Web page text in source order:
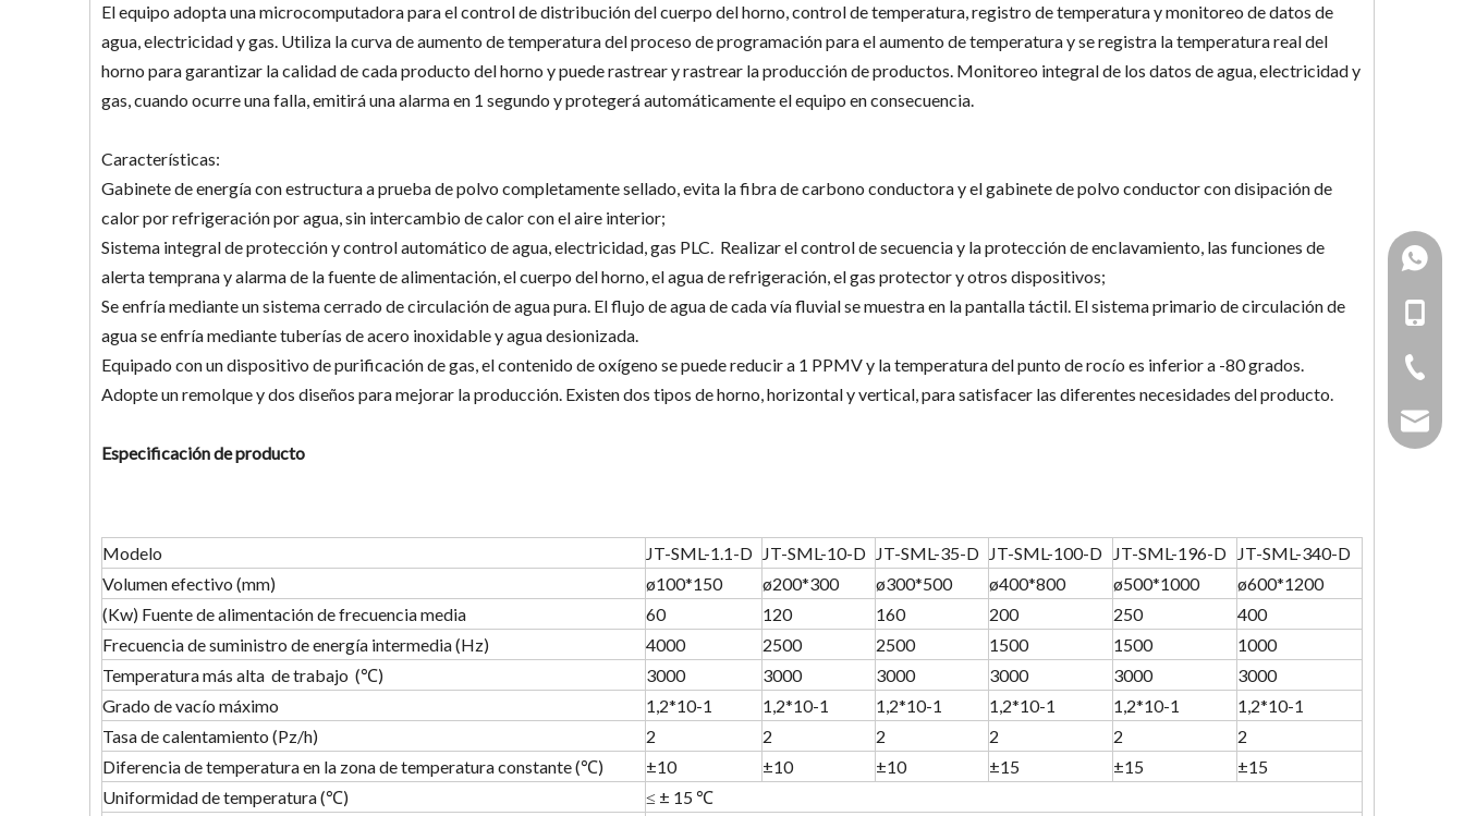
El equipo adopta una microcomputadora para el control de distribución del cuerpo del horno, control de temperatura, registro de temperatura y monitoreo de datos de
agua, electricidad y gas. Utiliza la curva de aumento de temperatura del proceso de programación para el aumento de temperatura y se registra la temperatura real del
horno para garantizar la calidad de cada producto del horno y puede rastrear y rastrear la producción de productos. Monitoreo integral de los datos de agua, electricidad y
gas, cuando ocurre una falla, emitirá una alarma en 1 segundo y protegerá automáticamente el equipo en consecuencia.
Características:
Gabinete de energía con estructura a prueba de polvo completamente sellado, evita la fibra de carbono conductora y el gabinete de polvo conductor con disipación de
calor por refrigeración por agua, sin intercambio de calor con el aire interior;
Sistema integral de protección y control automático de agua, electricidad, gas PLC. Realizar el control de secuencia y la protección de enclavamiento, las funciones de
alerta temprana y alarma de la fuente de alimentación, el cuerpo del horno, el agua de refrigeración, el gas protector y otros dispositivos;
Se enfría mediante un sistema cerrado de circulación de agua pura. El flujo de agua de cada vía fluvial se muestra en la pantalla táctil. El sistema primario de circulación de
agua se enfría mediante tuberías de acero inoxidable y agua desionizada.
Equipado con un dispositivo de purificación de gas, el contenido de oxígeno se puede reducir a 1 PPMV y la temperatura del punto de rocío es inferior a -80 grados.
Adopte un remolque y dos diseños para mejorar la producción. Existen dos tipos de horno, horizontal y vertical, para satisfacer las diferentes necesidades del producto.
Especificación de producto
Modelo JT-SML-1.1-D JT-SML-10-D JT-SML-35-D JT-SML-100-D JT-SML-196-D
JT-SML-340-D
Volumen efectivo (mm)
ø100*150 ø200*300 ø300*500 ø400*800 ø500*1000
ø600*1200
(Kw) Fuente de alimentación de frecuencia media
60 120 160 200 250
400
Frecuencia de suministro de energía intermedia (Hz)
4000 2500 2500 1500 1500
1000
Temperatura más alta de trabajo (℃)
3000 3000 3000 3000 3000
3000
Grado de vacío máximo
1,2*10-1 1,2*10-1 1,2*10-1 1,2*10-1 1,2*10-1
1,2*10-1
Tasa de calentamiento (Pz/h)
2 2 2 2 2
2
Diferencia de temperatura en la zona de temperatura constante (℃)
±10 ±10 ±10 ±15 ±15
±15
Uniformidad de temperatura (℃)
≤ ± 15 ℃
+86-